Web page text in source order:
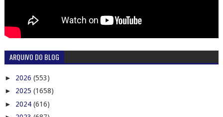
ARQUIVO DO BLOG
► 2026 (553)
► 2025 (1658)
► 2024 (616)